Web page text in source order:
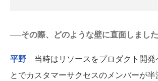
──その際、どのような壁に直面しました
平野 当時はリソースをプロダクト開発
とでカスタマーサクセスのメンバーが